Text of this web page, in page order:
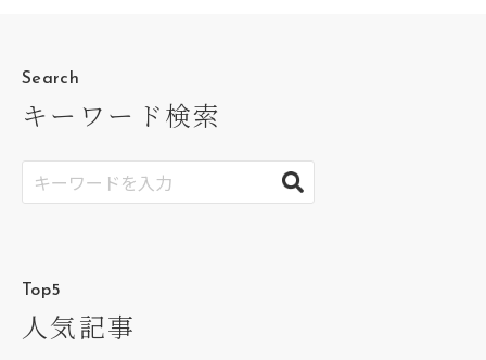
Search
キーワード検索
Top5
人気記事